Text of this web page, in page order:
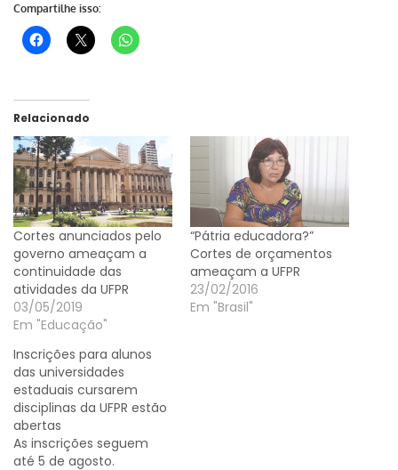
Compartilhe isso:
Relacionado
Cortes anunciados pelo
governo ameaçam a
continuidade das
atividades da UFPR
03/05/2019
Em "Educação"
“Pátria educadora?”
Cortes de orçamentos
ameaçam a UFPR
23/02/2016
Em "Brasil"
Inscrições para alunos
das universidades
estaduais cursarem
disciplinas da UFPR estão
abertas
As inscrições seguem
até 5 de agosto.